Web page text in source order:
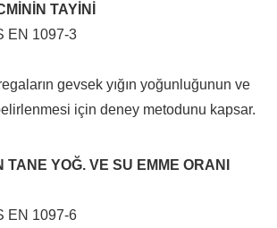
TAYİNİ
EN 1097-3
gevsek yığın yoğunluğunun ve
için deney metodunu kapsar.
YOĞ. VE SU EMME ORANI
EN 1097-6